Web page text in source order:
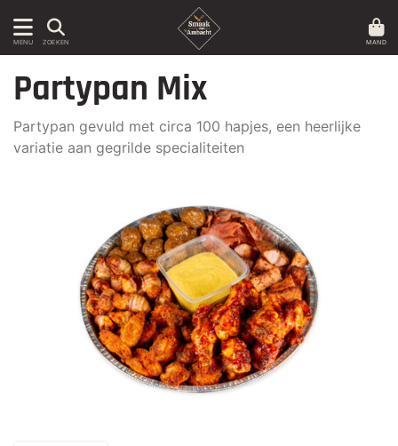
MENU ZOEKEN MAND
Partypan Mix
Partypan gevuld met circa 100 hapjes, een heerlijke
variatie aan gegrilde specialiteiten